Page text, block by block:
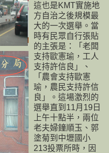
這也是KMT實施地
方自治之後規模最
大的一次選舉。當
時有民眾自行張貼
的主張是：「老闆
支持歐憲瑜，工人
支持許信良」、
「農會支持歐憲
瑜，農民支持許信
良」。這場激烈的
選舉直到11月19日
上午十點半，兩位
老夫婦鐘順玉、郭
塗菊到中壢國小
213投票所時，因